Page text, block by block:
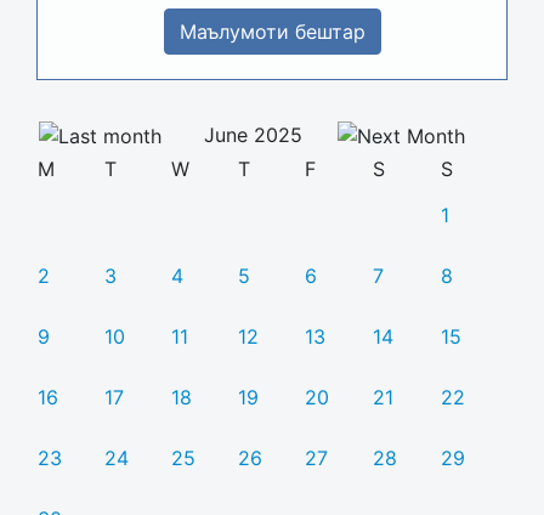
Маълумоти бештар
June 2025
M
T W T F S
S
1
2 3 4 5 6 7 8
9 10 11 12 13 14 15
16 17 18 19 20 21 22
23 24 25 26 27 28 29